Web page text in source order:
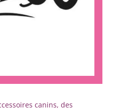
canins, des